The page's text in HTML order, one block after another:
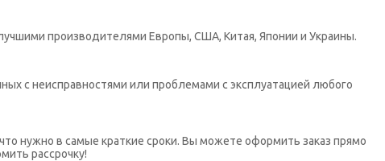
производителями Европы, США, Китая, Японии и Украины.
с неисправностями или проблемами с эксплуатацией любого
нужно в самые краткие сроки. Вы можете оформить заказ прямо
рассрочку!